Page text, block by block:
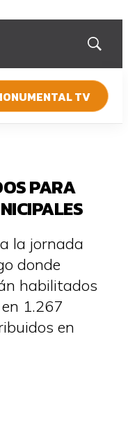
Mostrar
TV
PARA
la jornada
donde
habilitados
1.267
en